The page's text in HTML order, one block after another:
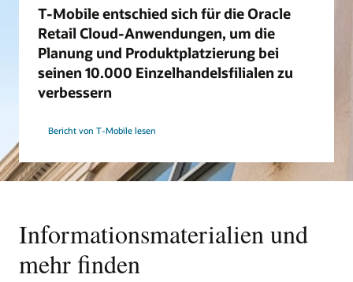
T-Mobile entschied sich für die Oracle
Retail Cloud-Anwendungen, um die
Planung und Produktplatzierung bei
seinen 10.000 Einzelhandelsfilialen zu
verbessern
Bericht von T-Mobile lesen
Informationsmaterialien und
mehr finden